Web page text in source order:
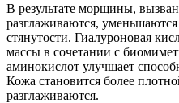
В результате морщины,
разглаживаются,
стянутости. Гиалуроновая
массы в сочетании с
аминокислот улучшает
Кожа становится более
разглаживаются.